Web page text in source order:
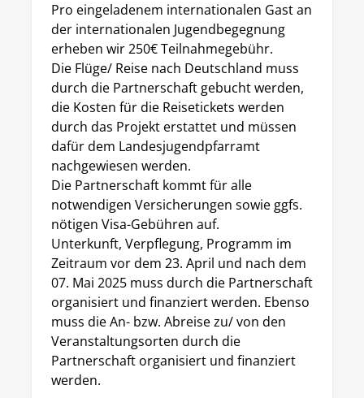
Pro eingeladenem internationalen Gast an
der internationalen Jugendbegegnung
erheben wir 250€ Teilnahmegebühr.
Die Flüge/ Reise nach Deutschland muss
durch die Partnerschaft gebucht werden,
die Kosten für die Reisetickets werden
durch das Projekt erstattet und müssen
dafür dem Landesjugendpfarramt
nachgewiesen werden.
Die Partnerschaft kommt für alle
notwendigen Versicherungen sowie ggfs.
nötigen Visa-Gebühren auf.
Unterkunft, Verpflegung, Programm im
Zeitraum vor dem 23. April und nach dem
07. Mai 2025 muss durch die Partnerschaft
organisiert und finanziert werden. Ebenso
muss die An- bzw. Abreise zu/ von den
Veranstaltungsorten durch die
Partnerschaft organisiert und finanziert
werden.